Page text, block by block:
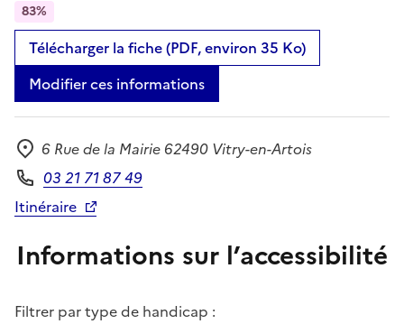
83%
Télécharger la fiche (PDF, environ 35 Ko)
Modifier ces informations
Adresse
6 Rue de la Mairie 62490 Vitry-en-Artois
Téléphone
03 21 71 87 49
Itinéraire
Informations sur l’accessibilité
Filtrer par type de handicap :